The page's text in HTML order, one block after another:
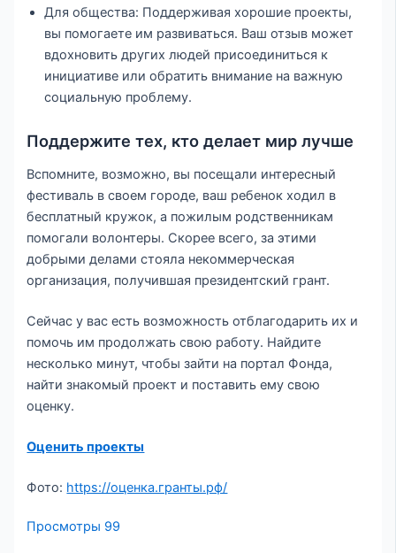
Для общества: Поддерживая хорошие проекты,
вы помогаете им развиваться. Ваш отзыв может
вдохновить других людей присоединиться к
инициативе или обратить внимание на важную
социальную проблему.
Поддержите тех, кто делает мир лучше
Вспомните, возможно, вы посещали интересный
фестиваль в своем городе, ваш ребенок ходил в
бесплатный кружок, а пожилым родственникам
помогали волонтеры. Скорее всего, за этими
добрыми делами стояла некоммерческая
организация, получившая президентский грант.
Сейчас у вас есть возможность отблагодарить их и
помочь им продолжать свою работу. Найдите
несколько минут, чтобы зайти на портал Фонда,
найти знакомый проект и поставить ему свою
оценку.
Оценить проекты
Фото: https://оценка.гранты.рф/
Просмотры 99